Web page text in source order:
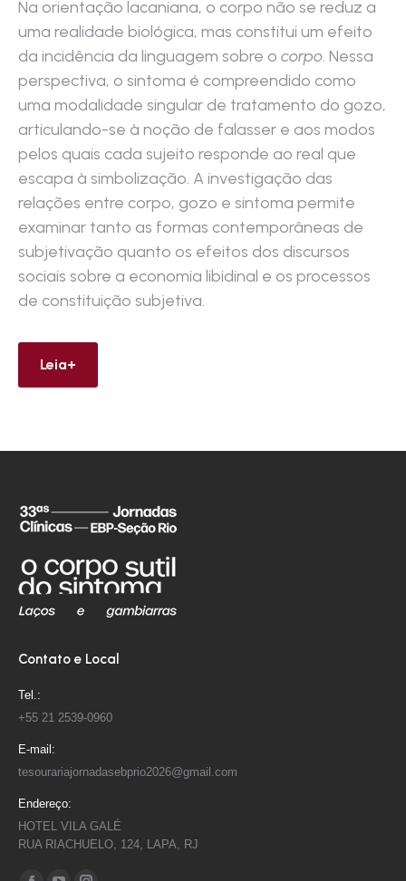
Na orientação lacaniana, o corpo não se reduz a
uma realidade biológica, mas constitui um efeito
da incidência da linguagem sobre o corpo. Nessa
perspectiva, o sintoma é compreendido como
uma modalidade singular de tratamento do gozo,
articulando-se à noção de falasser e aos modos
pelos quais cada sujeito responde ao real que
escapa à simbolização. A investigação das
relações entre corpo, gozo e sintoma permite
examinar tanto as formas contemporâneas de
subjetivação quanto os efeitos dos discursos
sociais sobre a economia libidinal e os processos
de constituição subjetiva.
Leia+
Contato e Local
Tel.:
+55 21 2539-0960
E-mail:
tesourariajornadasebprio2026@gmail.com
Endereço:
HOTEL VILA GALÉ
RUA RIACHUELO, 124, LAPA, RJ
Encontre-nos em: